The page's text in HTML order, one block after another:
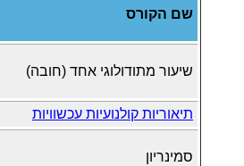
שם הקורס
שיעור מתודולוגי אחד (חובה)
תיאוריות קולנועיות עכשוויות
סמינריון